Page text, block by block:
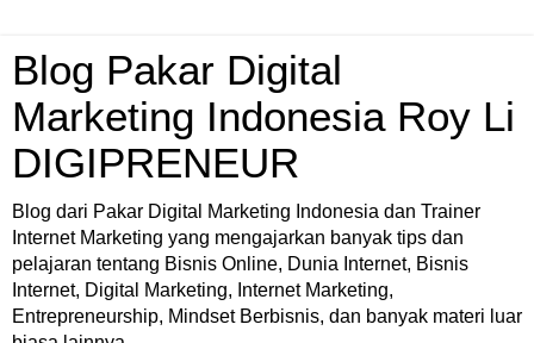
Blog Pakar Digital
Marketing Indonesia Roy Li
DIGIPRENEUR
Blog dari Pakar Digital Marketing Indonesia dan Trainer
Internet Marketing yang mengajarkan banyak tips dan
pelajaran tentang Bisnis Online, Dunia Internet, Bisnis
Internet, Digital Marketing, Internet Marketing,
Entrepreneurship, Mindset Berbisnis, dan banyak materi luar